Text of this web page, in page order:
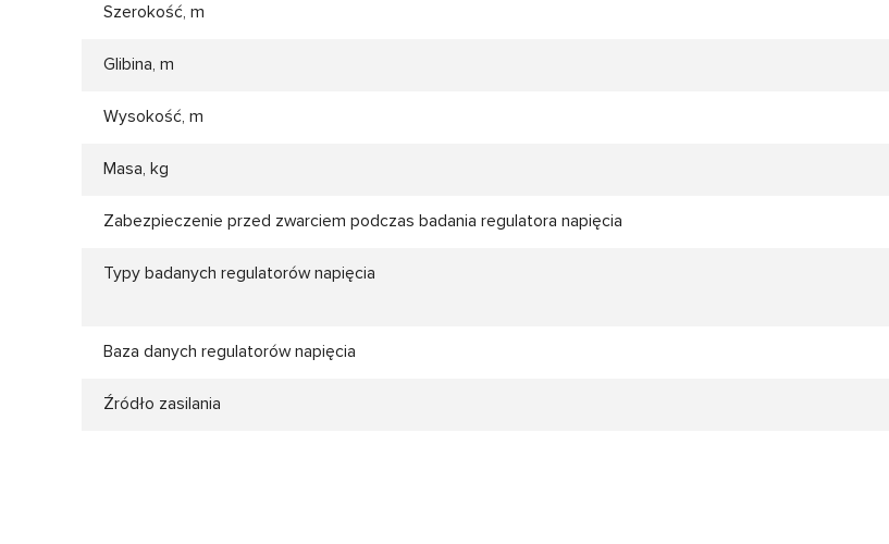
Szerokość, m
Glibina, m
Wysokość, m
Masa, kg
Zabezpieczenie przed zwarciem podczas badania regulatora napięcia
Typy badanych regulatorów napięcia
Baza danych regulatorów napięcia
Źródło zasilania